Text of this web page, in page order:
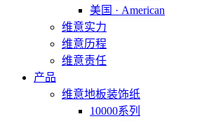
美国 · American
维意实力
维意历程
维意责任
产品
维意地板装饰纸
10000系列